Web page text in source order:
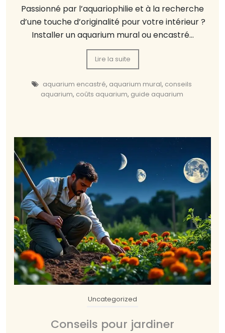
Passionné par l’aquariophilie et à la recherche
d’une touche d’originalité pour votre intérieur ?
Installer un aquarium mural ou encastré...
Lire la suite
aquarium encastré, aquarium mural, conseils
aquarium, coûts aquarium, guide aquarium
Uncategorized
Conseils pour jardiner